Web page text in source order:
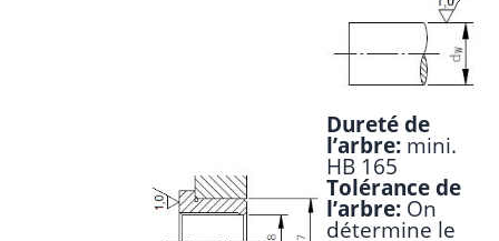
Dureté de
l’arbre: mini.
HB 165
Tolérance de
l’arbre: On
détermine le